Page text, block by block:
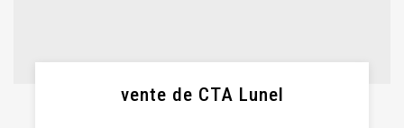
vente de CTA Lunel